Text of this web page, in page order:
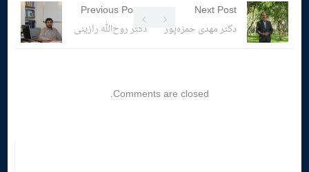
Previous Post
دکتر روح‌الله رازینی
Next Post
دکتر مهدی حمزه‌پور
Comments are closed.